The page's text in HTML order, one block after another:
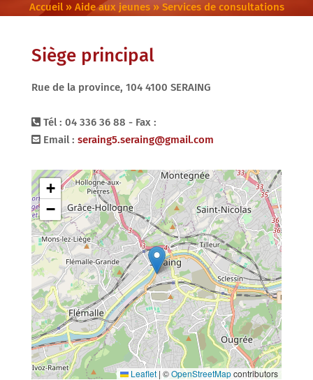
Accueil» Aide aux jeunes» Services de consultations
Siège principal
Rue de la province, 104 4100 SERAING
Tél : 04 336 36 88 - Fax :
Email : seraing5.seraing@gmail.com
+
−
Leaflet | ©OpenStreetMapcontributors